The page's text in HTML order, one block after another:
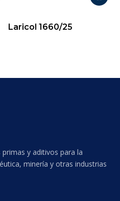
Laricol 1660/25
y aditivos para la
minería y otras industrias